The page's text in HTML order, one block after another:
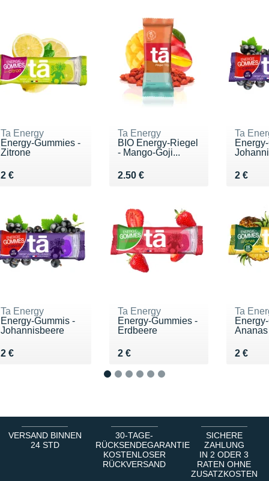
Ta Energy
Energy-Gummies -
Zitrone
2 €
Vendu 2 €
Ta Energy
BIO Energy-Riegel
- Mango-Goji...
2.50 €
Vendu 2.50 €
Ta
2 €
Vendu
Ta Energy
Energy-Gummis -
Johannisbeere
2 €
Vendu 2 €
Ta Energy
Energy-Gummies -
Erdbeere
2 €
Vendu 2 €
Ta
Ananas
2 €
Vendu
VERSAND BINNEN
24 STD
30-TAGE-
RÜCKSENDEGARANTIE
KOSTENLOSER
RÜCKVERSAND
SICHERE
ZAHLUNG
IN 2 ODER 3
RATEN OHNE
ZUSATZKOSTEN